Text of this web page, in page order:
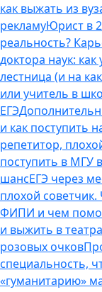
как выжать из
рекламуЮрист в
реальность?
доктора наук:
лестница (и на
или учитель в
ЕГЭ
и как поступить
репетитор,
поступить в МГУ
шансЕГЭ через
плохой
ФИПИ и чем
и выжить в
розовых очков
специальность,
«гуманитарию»